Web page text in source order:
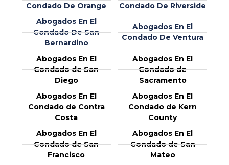
Condado De Orange
Condado De Riverside
Abogados En El
Condado De San
Bernardino
Abogados En El
Condado De Ventura
Abogados En El
Condado de San
Diego
Abogados En El
Condado de
Sacramento
Abogados En El
Condado de Contra
Costa
Abogados En El
Condado de Kern
County
Abogados En El
Condado de San
Francisco
Abogados En El
Condado de San
Mateo